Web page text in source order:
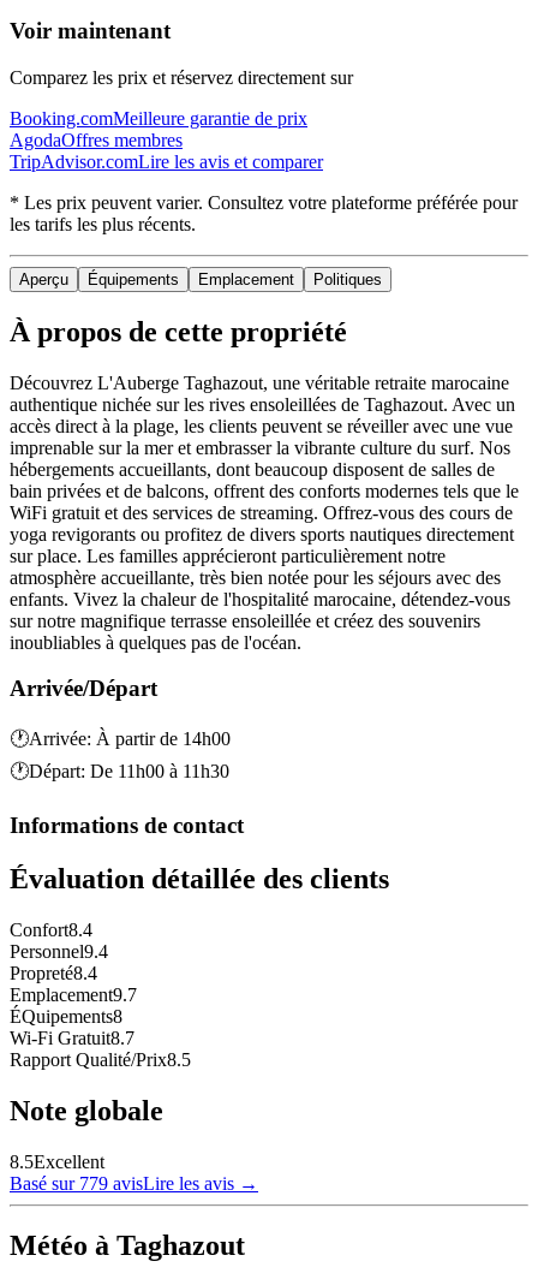
Voir maintenant
Comparez les prix et réservez directement sur
Booking.comMeilleure garantie de prix
AgodaOffres membres
TripAdvisor.comLire les avis et comparer
* Les prix peuvent varier. Consultez votre plateforme préférée pour
les tarifs les plus récents.
Aperçu Équipements Emplacement Politiques
À propos de cette propriété
Découvrez L'Auberge Taghazout, une véritable retraite marocaine
authentique nichée sur les rives ensoleillées de Taghazout. Avec un
accès direct à la plage, les clients peuvent se réveiller avec une vue
imprenable sur la mer et embrasser la vibrante culture du surf. Nos
hébergements accueillants, dont beaucoup disposent de salles de
bain privées et de balcons, offrent des conforts modernes tels que le
WiFi gratuit et des services de streaming. Offrez-vous des cours de
yoga revigorants ou profitez de divers sports nautiques directement
sur place. Les familles apprécieront particulièrement notre
atmosphère accueillante, très bien notée pour les séjours avec des
enfants. Vivez la chaleur de l'hospitalité marocaine, détendez-vous
sur notre magnifique terrasse ensoleillée et créez des souvenirs
inoubliables à quelques pas de l'océan.
Arrivée/Départ
🕐Arrivée: À partir de 14h00
🕐Départ: De 11h00 à 11h30
Informations de contact
Évaluation détaillée des clients
Confort8.4
Personnel9.4
Propreté8.4
Emplacement9.7
ÉQuipements8
Wi-Fi Gratuit8.7
Rapport Qualité/Prix8.5
Note globale
8.5Excellent
Basé sur 779 avisLire les avis →
Météo à Taghazout